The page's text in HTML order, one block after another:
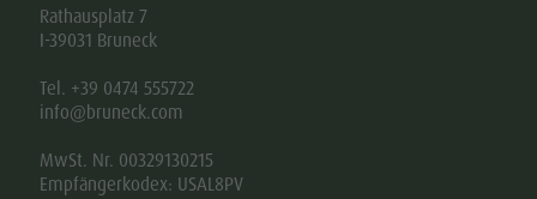
Rathausplatz 7
I-39031 Bruneck
Tel. +39 0474 555722
info@bruneck.com
MwSt. Nr. 00329130215
Empfängerkodex: USAL8PV